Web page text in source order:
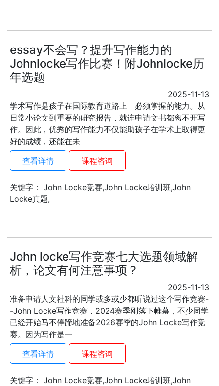
essay不会写？提升写作能力的
Johnlocke写作比赛！附Johnlocke历
年选题
2025-11-13
学术写作是孩子在国际教育道路上，必须掌握的能力。从
日常小论文到重要的研究报告，就连申请文书都离不开写
作。因此，优秀的写作能力不仅能助孩子在学术上取得更
好的成绩，还能在未
查看详情
课程咨询
关键字： John Locke竞赛,John Locke培训班,John
Locke真题,
John locke写作竞赛七大选题领域解
析，论文有何注意事项？
2025-11-13
准备申请人文社科的同学或多或少都听说过这个写作竞赛-
-John Locke写作竞赛，2024赛季刚落下帷幕，不少同学
已经开始马不停蹄地准备2026赛季的John Locke写作竞
赛。因为写作是一
查看详情
课程咨询
关键字： John Locke竞赛,John Locke培训班,John